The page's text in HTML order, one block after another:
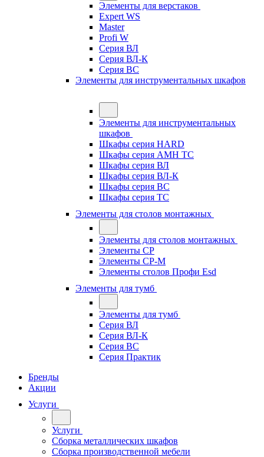
Элементы для верстаков
Expert WS
Master
Profi W
Серия ВЛ
Серия ВЛ-К
Серия ВС
Элементы для инструментальных шкафов
Элементы для инструментальных
шкафов
Шкафы серия HARD
Шкафы серия АМН ТС
Шкафы серия ВЛ
Шкафы серия ВЛ-К
Шкафы серия ВС
Шкафы серия ТС
Элементы для столов монтажных
Элементы для столов монтажных
Элементы СР
Элементы СР-М
Элементы столов Профи Esd
Элементы для тумб
Элементы для тумб
Серия ВЛ
Серия ВЛ-К
Серия ВС
Серия Практик
Бренды
Акции
Услуги
Услуги
Сборка металлических шкафов
Сборка производственной мебели